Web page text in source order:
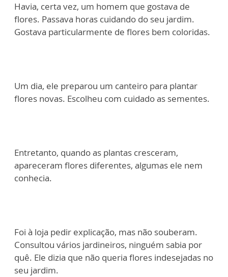
Havia, certa vez, um homem que gostava de
flores. Passava horas cuidando do seu jardim.
Gostava particularmente de flores bem coloridas.
Um dia, ele preparou um canteiro para plantar
flores novas. Escolheu com cuidado as sementes.
Entretanto, quando as plantas cresceram,
apareceram flores diferentes, algumas ele nem
conhecia.
Foi à loja pedir explicação, mas não souberam.
Consultou vários jardineiros, ninguém sabia por
quê. Ele dizia que não queria flores indesejadas no
seu jardim.